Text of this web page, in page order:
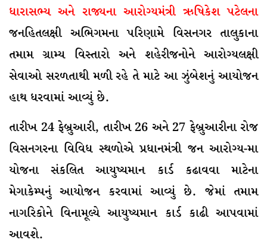
ધારાસભ્ય અને રાજ્યના આરોગ્યમંત્રી ઋષિકેશ પટેલના
જનહિતલક્ષી અભિગમના પરિણામે વિસનગર તાલુકાના
તમામ ગ્રામ્ય વિસ્તારો અને શહેરીજનોને આરોગ્યલક્ષી
સેવાઓ સરળતાથી મળી રહે તે માટે આ ઝુંબેશનું આયોજન
હાથ ધરવામાં આવ્યું છે.
તારીખ 24 ફેબ્રુઆરી, તારીખ 26 અને 27 ફેબ્રુઆરીના રોજ
વિસનગરના વિવિધ સ્થળોએ પ્રધાનમંત્રી જન આરોગ્ય-મા
યોજના સંકલિત આયુષ્યમાન કાર્ડ કઢાવવા માટેના
મેગાકેમ્પનું આયોજન કરવામાં આવ્યું છે. જેમાં તમામ
નાગરિકોને વિનામૂલ્યે આયુષ્યમાન કાર્ડ કાઢી આપવામાં
આવશે.